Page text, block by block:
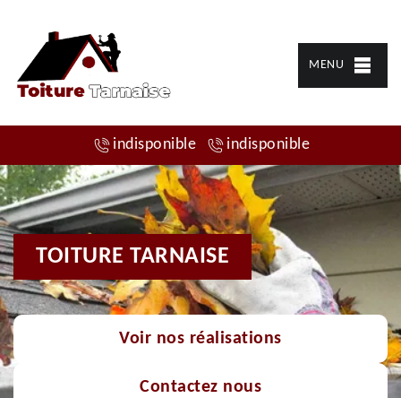
MENU
indisponible indisponible
TOITURE TARNAISE
Voir nos réalisations
Contactez nous